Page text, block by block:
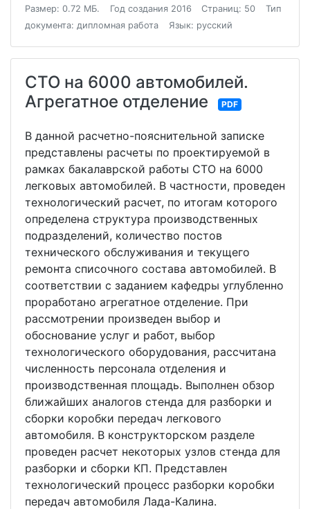
Размер: 0.72 МБ. Год создания 2016 Страниц: 50
Тип
документа: дипломная работа
Язык: русский
СТО на 6000 автомобилей.
Агрегатное отделение
PDF
В данной расчетно-пояснительной записке
представлены расчеты по проектируемой в
рамках бакалаврской работы СТО на 6000
легковых автомобилей. В частности, проведен
технологический расчет, по итогам которого
определена структура производственных
подразделений, количество постов
технического обслуживания и текущего
ремонта списочного состава автомобилей. В
соответствии с заданием кафедры углубленно
проработано агрегатное отделение. При
рассмотрении произведен выбор и
обоснование услуг и работ, выбор
технологического оборудования, рассчитана
численность персонала отделения и
производственная площадь. Выполнен обзор
ближайших аналогов стенда для разборки и
сборки коробки передач легкового
автомобиля. В конструкторском разделе
проведен расчет некоторых узлов стенда для
разборки и сборки КП. Представлен
технологический процесс разборки коробки
передач автомобиля Лада-Калина.